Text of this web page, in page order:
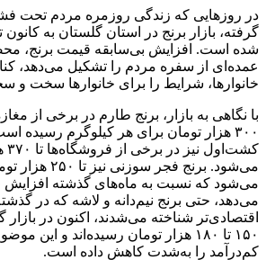
در روز‌هایی که زندگی روزمره مردم تحت
گرفته، بازار برنج در استان گلستان به کانون
شده است. افزایش بی‌سابقه قیمت برنج،
عمده‌ای از سفره مردم را تشکیل می‌دهد،
خانوارها، شرایط را برای خانوار‌ها سخت
با نگاهی به بازار، برنج طارم در برخی از
۳۰۰ هزار تومان برای هر کیلوگرم رسیده
می‌شود. برنج فجر
می‌شود که نسبت به ماه‌های گذشته افزایش
می‌دهد، حتی برنج نیم‌دانه و لاشه که در
اقتصادی‌تر شناخته می‌شدند، اکنون در
۱۵۰ تا ۱۸۰ هزار تومان رسیده‌اند و این
کم‌درآمد را به‌شدت کاهش داده است.